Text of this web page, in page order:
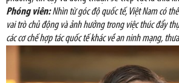
Phóng viên:Nhìn từ góc độ quốc tế, Việt Nam có
vai trò chủ động và ảnh hưởng trong việc thúc đẩy
các cơ chế hợp tác quốc tế khác về an ninh mạng,